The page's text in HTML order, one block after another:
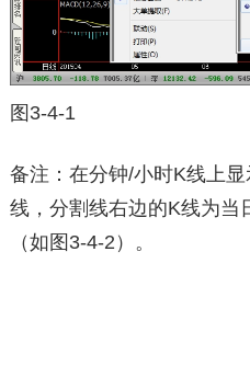
图3-4-1
备注：在分钟/小时K线上
线，分割线右边的K线为当
（如图3-4-2）。